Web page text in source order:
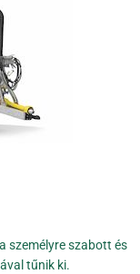
személyre szabott és
tűnik ki.